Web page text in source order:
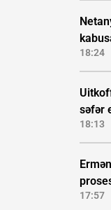
18:24
səfər
18:13
17:57